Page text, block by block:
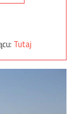
Tutaj